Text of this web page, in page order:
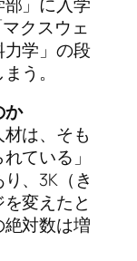
クスウェ
学」の段
う。
か
は、そも
ている」
、3K（き
変えたと
対数は増